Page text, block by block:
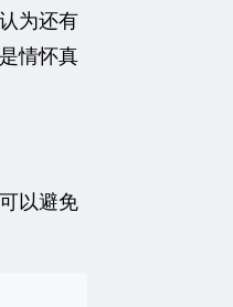
为还有
情怀真
以避免